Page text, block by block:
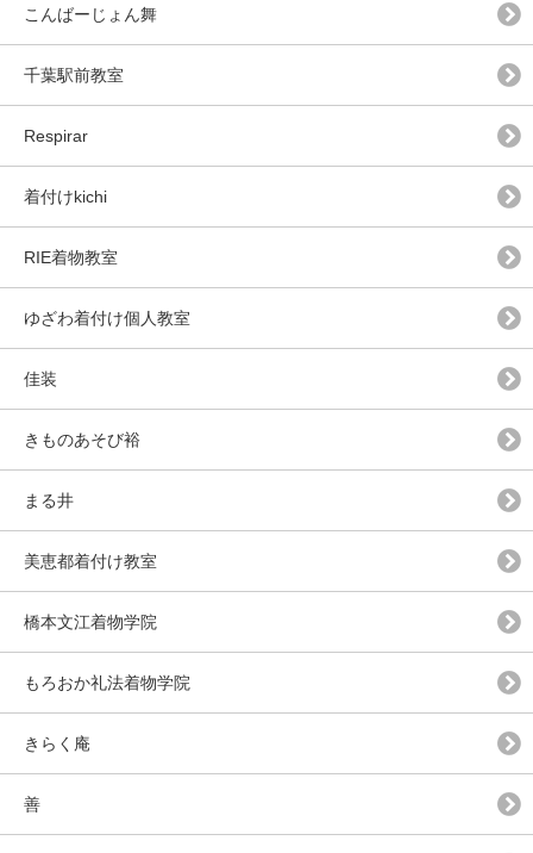
こんばーじょん舞
千葉駅前教室
Respirar
着付けkichi
RIE着物教室
ゆざわ着付け個人教室
佳装
きものあそび裕
まる井
美恵都着付け教室
橋本文江着物学院
もろおか礼法着物学院
きらく庵
善